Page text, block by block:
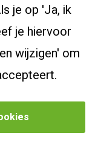
beheren
je op 'Ja, ik
je hiervoor
wijzigen' om